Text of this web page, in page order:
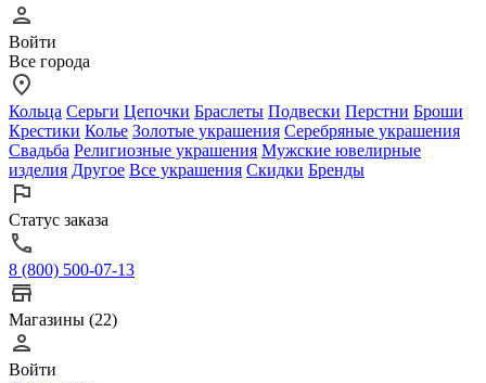
Войти
Все города
Кольца Серьги Цепочки Браслеты Подвески Перстни Броши
Крестики Колье Золотые украшения Серебряные украшения
Свадьба Религиозные украшения Мужские ювелирные
изделия Другое Все украшения Скидки Бренды
Статус заказа
8 (800) 500-07-13
Магазины (22)
Войти